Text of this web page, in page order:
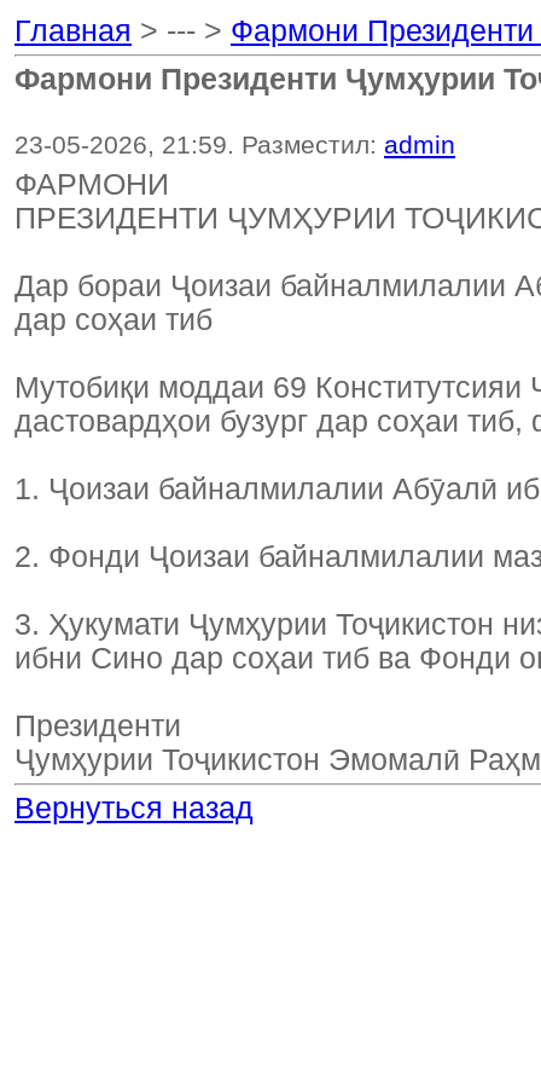
Главная > --- > Фармони Президенти
Фармони Президенти Ҷумҳурии
23-05-2026, 21:59. Разместил: admin
ФАРМОНИ
ПРЕЗИДЕНТИ ҶУМҲУРИИ
Дар бораи Ҷоизаи байналмилалии
дар соҳаи тиб
Мутобиқи моддаи 69
дастовардҳои бузург дар соҳаи
1. Ҷоизаи байналмилалии Абӯалӣ
2. Фонди Ҷоизаи байналмилалии
3. Ҳукумати Ҷумҳурии Тоҷикистон
ибни Сино дар соҳаи тиб ва Фонди
Президенти
Ҷумҳурии Тоҷикистон Эмомалӣ
Вернуться назад